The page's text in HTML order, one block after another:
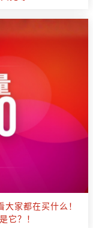
家都在买什么！
它？！